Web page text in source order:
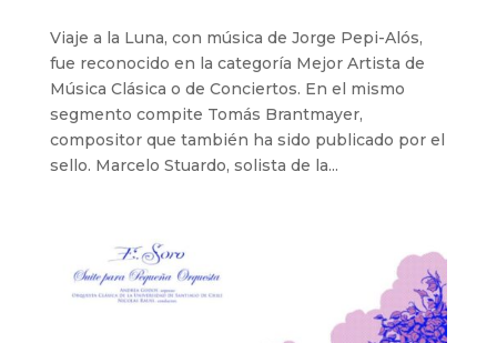
Viaje a la Luna, con música de Jorge Pepi-Alós,
fue reconocido en la categoría Mejor Artista de
Música Clásica o de Conciertos. En el mismo
segmento compite Tomás Brantmayer,
compositor que también ha sido publicado por el
sello. Marcelo Stuardo, solista de la...